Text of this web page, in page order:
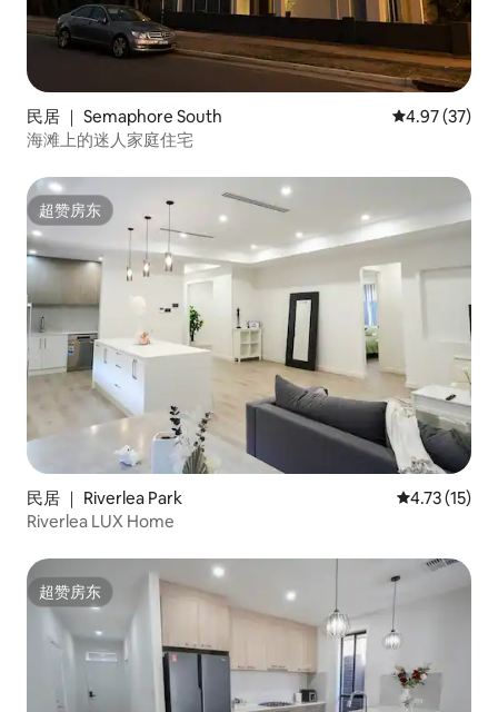
民居 ｜ Semaphore South 平均评分
4.97 (37)
海滩上的迷人家庭住宅
超赞房东
超赞房东
民居 ｜ Riverlea Park 平均评分
4.73 (15)
Riverlea LUX Home
超赞房东
超赞房东